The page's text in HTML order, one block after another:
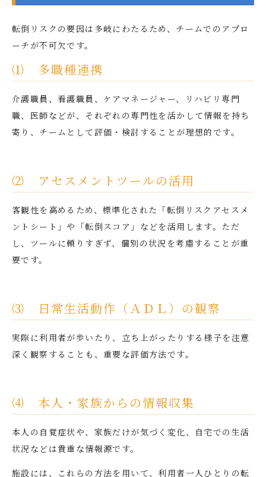
転倒リスクの要因は多岐にわたるため、チームでのアプロ
ーチが不可欠です。
⑴ 多職種連携
介護職員、看護職員、ケアマネージャー、リハビリ専門
職、医師などが、それぞれの専門性を活かして情報を持ち
寄り、チームとして評価・検討することが理想的です。
⑵ アセスメントツールの活用
客観性を高めるため、標準化された「転倒リスクアセスメ
ントシート」や「転倒スコア」などを活用します。ただ
し、ツールに頼りすぎず、個別の状況を考慮することが重
要です。
⑶ 日常生活動作（ＡＤＬ）の観察
実際に利用者が歩いたり、立ち上がったりする様子を注意
深く観察することも、重要な評価方法です。
⑷ 本人・家族からの情報収集
本人の自覚症状や、家族だけが気づく変化、自宅での生活
状況などは貴重な情報源です。
施設には、これらの方法を用いて、利用者一人ひとりの転